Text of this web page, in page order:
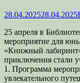
Опубликовано
28.04.202528.04.2025
25 апреля в
мероприятие для
«Книжный
приключения стали
1. Программа
увлекательного